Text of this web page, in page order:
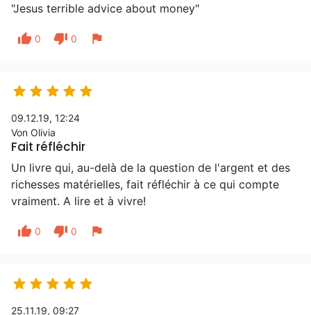
"Jesus terrible advice about money"
thumb_up 0 thumb_down 0 flag
    
09.12.19, 12:24
Von Olivia
Fait réfléchir
Un livre qui, au-delà de la question de l'argent et des
richesses matérielles, fait réfléchir à ce qui compte
vraiment. A lire et à vivre!
thumb_up 0 thumb_down 0 flag
    
25.11.19, 09:27